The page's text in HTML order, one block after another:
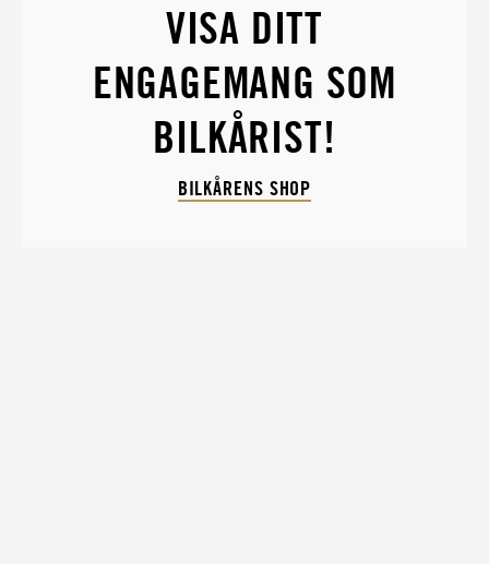
VISA DITT
ENGAGEMANG SOM
BILKÅRIST!
BILKÅRENS SHOP